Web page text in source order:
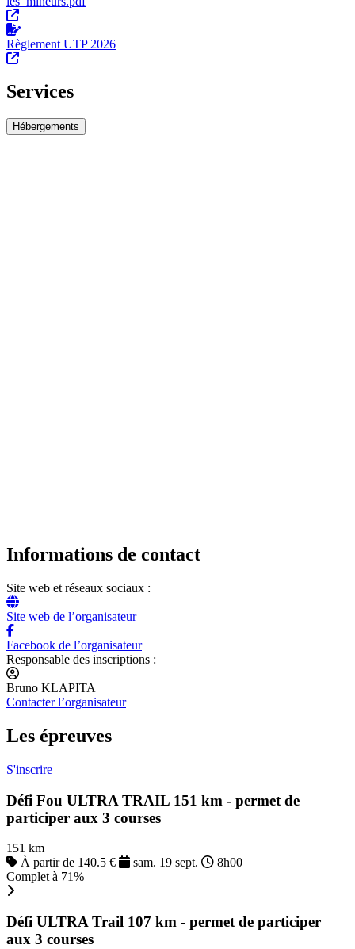
Règlement UTP 2026
Services
Hébergements
Informations de contact
Site web et réseaux sociaux :
Site web de l’organisateur
Facebook de l’organisateur
Responsable des inscriptions :
Bruno KLAPITA
Contacter l’organisateur
Les épreuves
S'inscrire
Défi Fou ULTRA TRAIL 151 km - permet de
participer aux 3 courses
151 km
À partir de 140.5 €
sam. 19 sept.
8h00
Complet à 71%
Défi ULTRA Trail 107 km - permet de participer
aux 3 courses